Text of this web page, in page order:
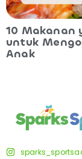
10 Makanan
untuk
Anak